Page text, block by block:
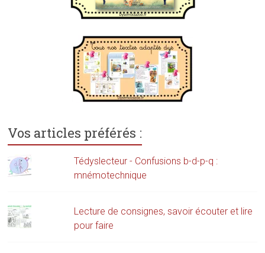
Vos articles préférés :
Tédyslecteur - Confusions b-d-p-q :
mnémotechnique
Lecture de consignes, savoir écouter et lire
pour faire